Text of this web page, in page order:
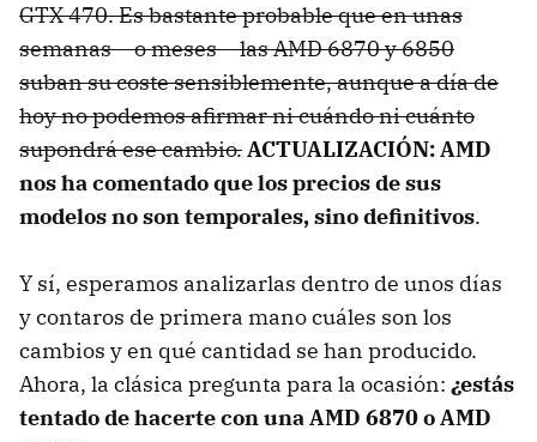
GTX470. Es bastante probable que en unas
semanas – o meses – lasAMD6870 y 6850
suban su coste sensiblemente, aunque a día de
hoy no podemos afirmar ni cuándo ni cuánto
supondrá ese cambio.ACTUALIZACIÓN:AMD
nos ha comentado que los precios de sus
modelos no son temporales, sino definitivos.
Y sí, esperamos analizarlas dentro de unos días
y contaros de primera mano cuáles son los
cambios y en qué cantidad se han producido.
Ahora, la clásica pregunta para la ocasión: ¿estás
tentado de hacerte con unaAMD 6870 oAMD